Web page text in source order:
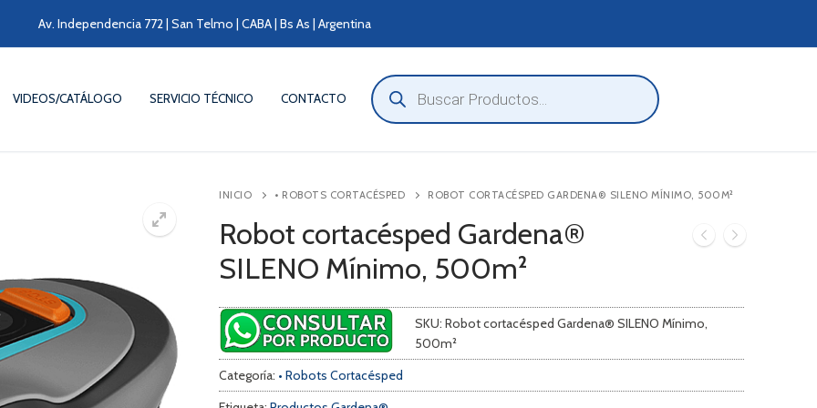
Av. Independencia 772 | San Telmo | CABA | Bs As | Argentina
VIDEOS/CATÁLOGO SERVICIO TÉCNICO CONTACTO
Búsqueda
de
productos
INICIO • ROBOTS CORTACÉSPED ROBOT CORTACÉSPED GARDENA® SILENO MÍNIMO, 500M²
Robot cortacésped Gardena®
SILENO Mínimo, 500m²
SKU: Robot cortacésped Gardena® SILENO Mínimo,
500m²
Categoría: • Robots Cortacésped